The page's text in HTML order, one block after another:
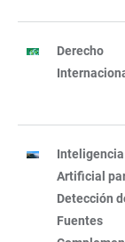
Derecho
Inteligencia
Artificial
Detección
Fuentes